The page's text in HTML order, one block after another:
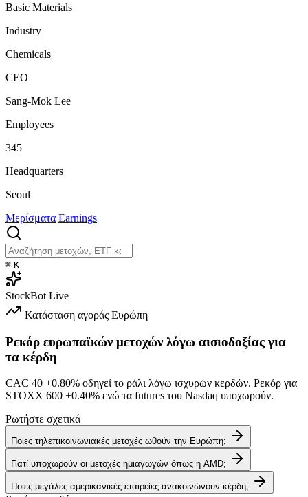
Basic Materials
Industry
Chemicals
CEO
Sang-Mok Lee
Employees
345
Headquarters
Seoul
Μερίσματα Earnings
⌘ K
StockBot Live
Κατάσταση αγοράς Ευρώπη
Ρεκόρ ευρωπαϊκών μετοχών λόγω αισιοδοξίας για
τα κέρδη
CAC 40 +0.80% οδηγεί το ράλι λόγω ισχυρών κερδών. Ρεκόρ για
STOXX 600 +0.40% ενώ τα futures του Nasdaq υποχωρούν.
Ρωτήστε σχετικά
Ποιες τηλεπικοινωνιακές μετοχές ωθούν την Ευρώπη;
Γιατί υποχωρούν οι μετοχές ημιαγωγών όπως η AMD;
Ποιες μεγάλες αμερικανικές εταιρείες ανακοινώνουν κέρδη;